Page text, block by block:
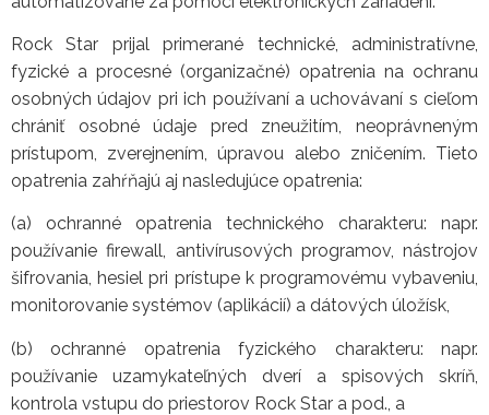
Rock Star prijal primerané technické, administratívne,
fyzické a procesné (organizačné) opatrenia na ochranu
osobných údajov pri ich používaní a uchovávaní s cieľom
chrániť osobné údaje pred zneužitím, neoprávneným
prístupom, zverejnením, úpravou alebo zničením. Tieto
opatrenia zahŕňajú aj nasledujúce opatrenia:
(a) ochranné opatrenia technického charakteru: napr.
používanie firewall, antivírusových programov, nástrojov
šifrovania, hesiel pri prístupe k programovému vybaveniu,
monitorovanie systémov (aplikácií) a dátových úložísk,
(b) ochranné opatrenia fyzického charakteru: napr.
používanie uzamykateľných dverí a spisových skríň,
kontrola vstupu do priestorov Rock Star a pod., a